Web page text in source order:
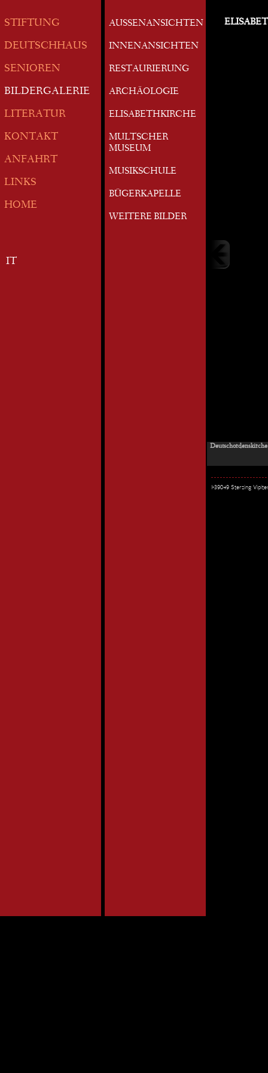
STIFTUNG
DEUTSCHHAUS
SENIOREN
BILDERGALERIE
LITERATUR
KONTAKT
ANFAHRT
LINKS
HOME
IT
AUSSENANSICHTEN
INNENANSICHTEN
RESTAURIERUNG
ARCHÄOLOGIE
ELISABETHKIRCHE
MULTSCHER
MUSEUM
MUSIKSCHULE
BÜGERKAPELLE
WEITERE BILDER
I-39049 Sterzing